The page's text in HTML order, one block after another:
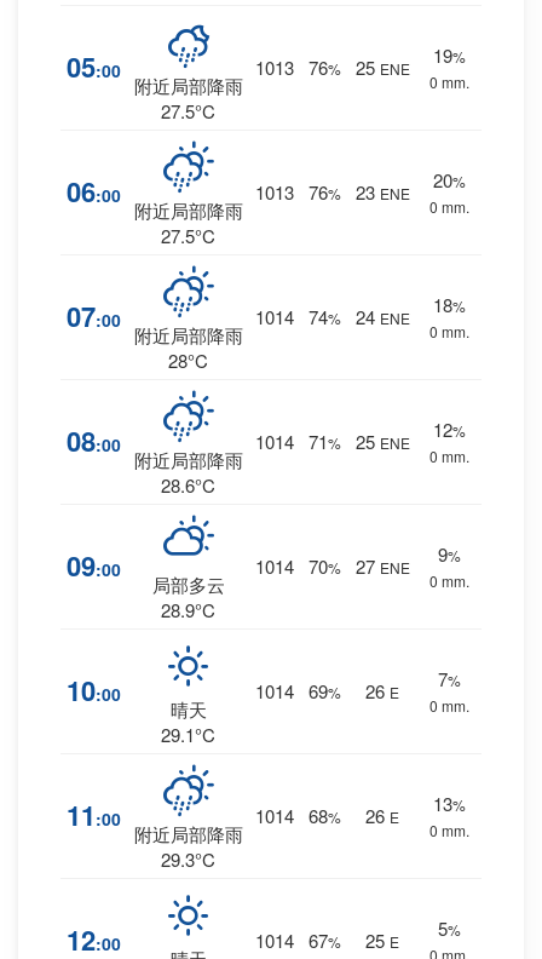
05:00
附近局部降雨
27.5°C
1013 76% 25 ENE
19%
0 mm.
06:00
附近局部降雨
27.5°C
1013 76% 23 ENE
20%
0 mm.
07:00
附近局部降雨
28°C
1014 74% 24 ENE
18%
0 mm.
08:00
附近局部降雨
28.6°C
1014 71% 25 ENE
12%
0 mm.
09:00
局部多云
28.9°C
1014 70% 27 ENE
9%
0 mm.
10:00
晴天
29.1°C
1014 69% 26 E
7%
0 mm.
11 :00
附近局部降雨
29.3°C
1014 68% 26 E
13%
0 mm.
12:00 1014 67% 25 E
5%
0 mm.